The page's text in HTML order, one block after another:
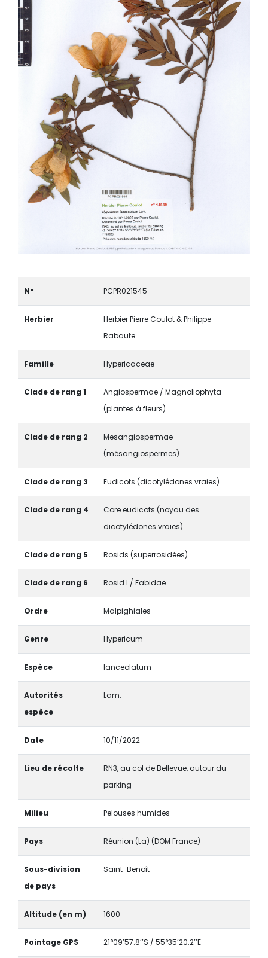
N° PCPR021545
Herbier
Herbier Pierre Coulot & Philippe
Rabaute
Famille Hypericaceae
Clade de rang 1
Angiospermae / Magnoliophyta
(plantes à fleurs)
Clade de rang 2
Mesangiospermae
(mésangiospermes)
Clade de rang 3 Eudicots (dicotylédones vraies)
Clade de rang 4
Core eudicots (noyau des
dicotylédones vraies)
Clade de rang 5 Rosids (superrosidées)
Clade de rang 6 Rosid I / Fabidae
Ordre Malpighiales
Genre Hypericum
Espèce lanceolatum
Autorités
espèce
Lam.
Date 10/11/2022
Lieu de récolte
RN3, au col de Bellevue, autour du
parking
Milieu Pelouses humides
Pays Réunion (La) (DOM France)
Sous-division
de pays
Saint-Benoît
Altitude (en m) 1600
Pointage GPS 21°09’57.8’’S / 55°35’20.2’’E